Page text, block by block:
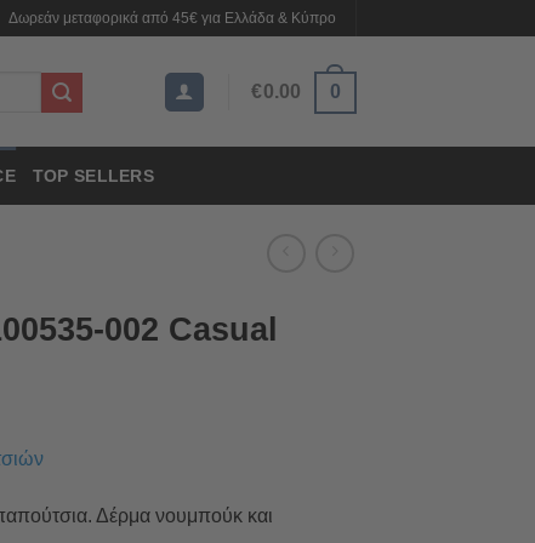
Δωρεάν μεταφορικά από 45€ για Ελλάδα & Κύπρο
€0.00 0
TOP SELLERS
002 Casual
Δέρμα νουμπούκ και